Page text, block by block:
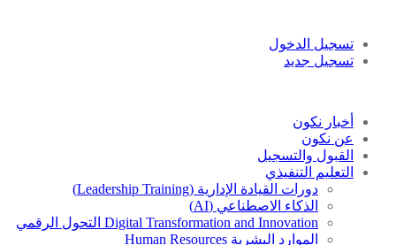
تسجيل الدخول
تسجيل جديد
أخبار نكون
عن نكون
القبول والتسجيل
التعليم التنفيذي
دورات القيادة الإدارية (Leadership Training)
الذكاء الاصطناعي (AI)
Digital Transformation and Innovation التحول الرقمي
الموارد البشرية Human Resources